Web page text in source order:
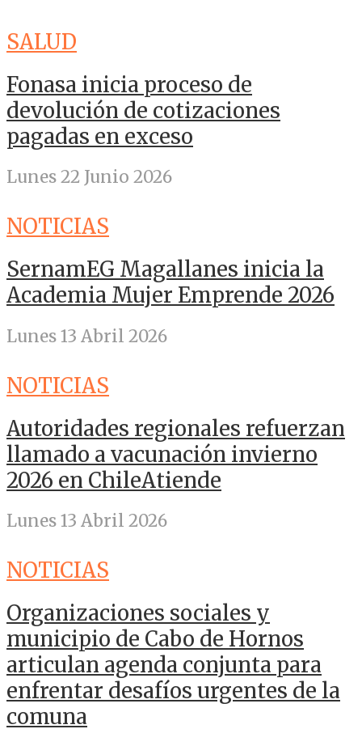
SALUD
Fonasa inicia proceso de
devolución de cotizaciones
pagadas en exceso
Lunes 22 Junio 2026
NOTICIAS
SernamEG Magallanes inicia la
Academia Mujer Emprende 2026
Lunes 13 Abril 2026
NOTICIAS
Autoridades regionales refuerzan
llamado a vacunación invierno
2026 en ChileAtiende
Lunes 13 Abril 2026
NOTICIAS
Organizaciones sociales y
municipio de Cabo de Hornos
articulan agenda conjunta para
enfrentar desafíos urgentes de la
comuna